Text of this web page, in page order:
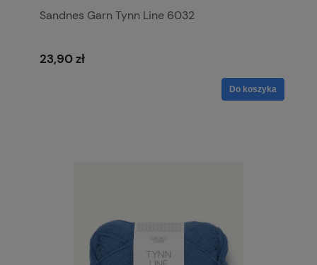
Sandnes Garn Tynn Line 6032
23,90 zł
Do koszyka